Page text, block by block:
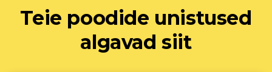
Teie poodide unistused
algavad siit